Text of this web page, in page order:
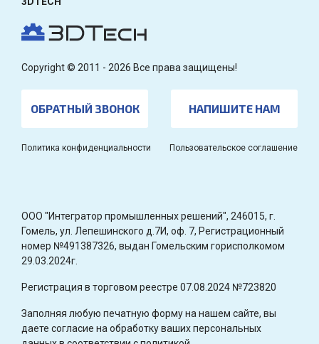
Copyright © 2011 - 2026 Все права защищены!
ОБРАТНЫЙ ЗВОНОК НАПИШИТЕ НАМ
Политика конфиденциальности Пользовательское соглашение
OOO "Интегратор промышленных решений", 246015, г.
Гомель, ул. Лепешинского д.7И, оф. 7, Регистрационный
номер №491387326, выдан Гомельским горисполкомом
29.03.2024г.
Регистрация в торговом реестре 07.08.2024 №723820
Заполняя любую печатную форму на нашем сайте, вы
даете согласие на обработку ваших персональных